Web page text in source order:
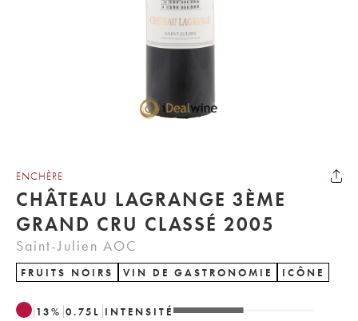
ENCHÈRE
CHÂTEAU LAGRANGE 3ÈME
GRAND CRU CLASSÉ 2005
Saint-Julien AOC
FRUITS NOIRS VIN DE GASTRONOMIE ICÔNE
13% 0.75 L INTENSITÉ